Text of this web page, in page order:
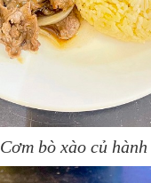
Cơm bò xào củ hành